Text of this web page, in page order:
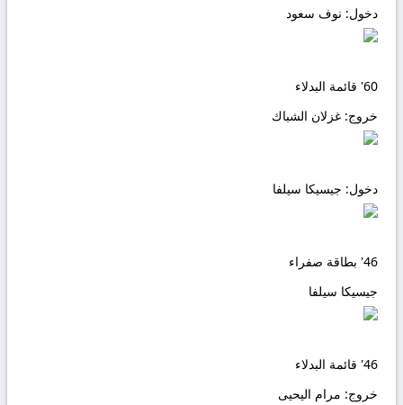
دخول: نوف سعود
60' قائمة البدلاء
خروج: غزلان الشباك
دخول: جيسيكا سيلفا
46' بطاقة صفراء
جيسيكا سيلفا
46' قائمة البدلاء
خروج: مرام اليحيى